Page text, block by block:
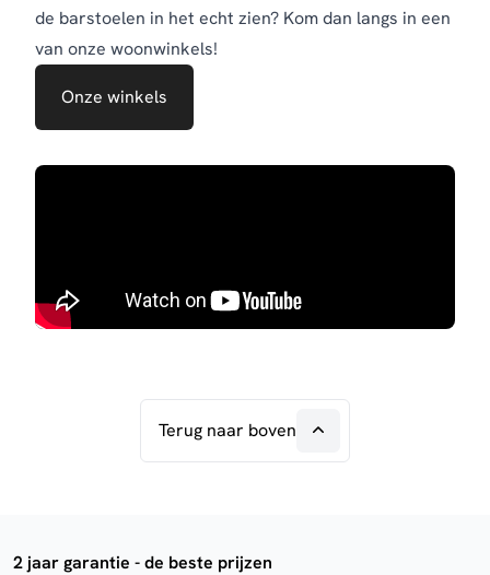
de barstoelen in het echt zien? Kom dan langs in een
van onze woonwinkels!
Onze winkels
Terug naar boven
2 jaar garantie - de beste prijzen